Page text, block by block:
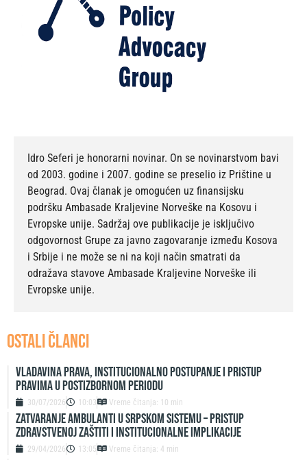
Idro Seferi je honorarni novinar. On se novinarstvom bavi
od 2003. godine i 2007. godine se preselio iz Prištine u
Beograd. Ovaj članak je omogućen uz finansijsku
podršku Ambasade Kraljevine Norveške na Kosovu i
Evropske unije. Sadržaj ove publikacije je isključivo
odgovornost Grupe za javno zagovaranje između Kosova
i Srbije i ne može se ni na koji način smatrati da
odražava stavove Ambasade Kraljevine Norveške ili
Evropske unije.
OSTALI ČLANCI
Vladavina prava, institucionalno postupanje i pristup
pravima u postizbornom periodu
30/07/2026 10:03 Vreme čitanja: 10 min
Zatvaranje ambulanti u srpskom sistemu – pristup
zdravstvenoj zaštiti i institucionalne implikacije
29/04/2026 13:05 Vreme čitanja: 4 min